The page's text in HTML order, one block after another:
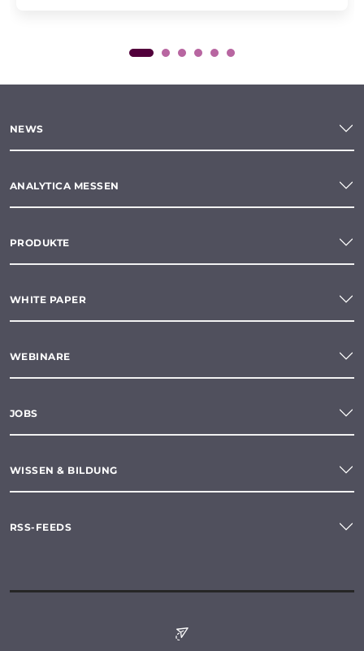
NEWS
ANALYTICA MESSEN
PRODUKTE
WHITE PAPER
WEBINARE
JOBS
WISSEN & BILDUNG
RSS-FEEDS